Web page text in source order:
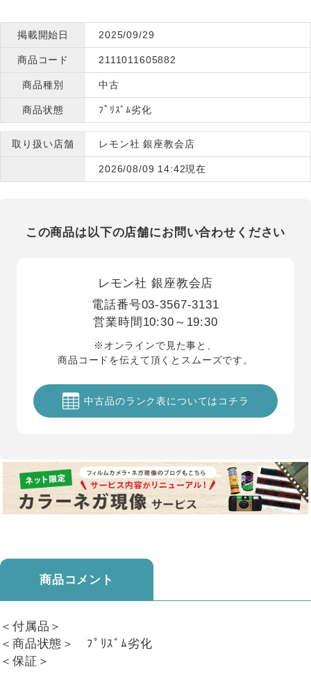
掲載開始日 2025/09/29
商品コード 2111011605882
商品種別 中古
商品状態 ﾌﾟﾘｽﾞﾑ劣化
取り扱い店舗 レモン社 銀座教会店
2026/08/09 14:42現在
この商品は以下の店舗にお問い合わせください
レモン社 銀座教会店
電話番号03-3567-3131
営業時間 10:30～19:30
※オンラインで見た事と、
商品コードを伝えて頂くとスムーズです。
中古品のランク表についてはコチラ
商品コメント
＜付属品＞
＜商品状態＞ ﾌﾟﾘｽﾞﾑ劣化
＜保証＞